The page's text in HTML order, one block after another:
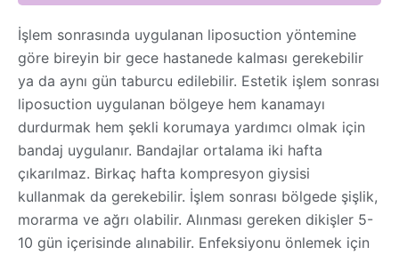
İşlem sonrasında uygulanan liposuction yöntemine
göre bireyin bir gece hastanede kalması gerekebilir
ya da aynı gün taburcu edilebilir. Estetik işlem sonrası
liposuction uygulanan bölgeye hem kanamayı
durdurmak hem şekli korumaya yardımcı olmak için
bandaj uygulanır. Bandajlar ortalama iki hafta
çıkarılmaz. Birkaç hafta kompresyon giysisi
kullanmak da gerekebilir. İşlem sonrası bölgede şişlik,
morarma ve ağrı olabilir. Alınması gereken dikişler 5-
10 gün içerisinde alınabilir. Enfeksiyonu önlemek için